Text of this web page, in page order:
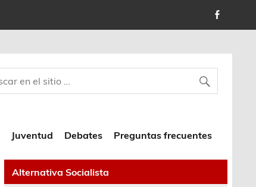
Juventud Debates Preguntas frecuentes
Alternativa Socialista